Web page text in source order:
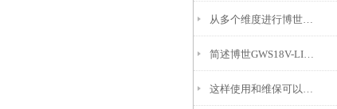
从多个维度进行博世GWS18V-LI充电角磨机的安全性分析
简述博世GWS18V-LI充电角磨机使用注意事项